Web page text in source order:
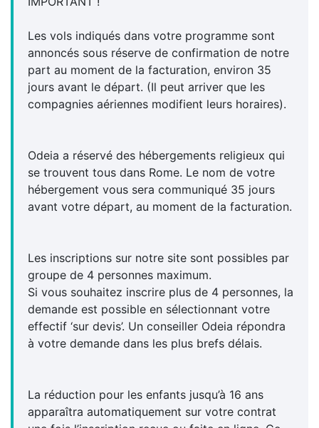
Les vols indiqués dans votre programme sont
annoncés sous réserve de confirmation de notre
part au moment de la facturation, environ 35
jours avant le départ. (Il peut arriver que les
compagnies aériennes modifient leurs horaires).
Odeia a réservé des hébergements religieux qui
se trouvent tous dans Rome. Le nom de votre
hébergement vous sera communiqué 35 jours
avant votre départ, au moment de la facturation.
Les inscriptions sur notre site sont possibles par
groupe de 4 personnes maximum.
Si vous souhaitez inscrire plus de 4 personnes, la
demande est possible en sélectionnant votre
effectif ‘sur devis’. Un conseiller Odeia répondra
à votre demande dans les plus brefs délais.
La réduction pour les enfants jusqu’à 16 ans
apparaîtra automatiquement sur votre contrat